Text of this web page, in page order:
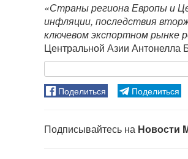
«Страны региона Европы и
инфляции, последствия
ключевом экспортном рынке
Центральной Азии Антонелла